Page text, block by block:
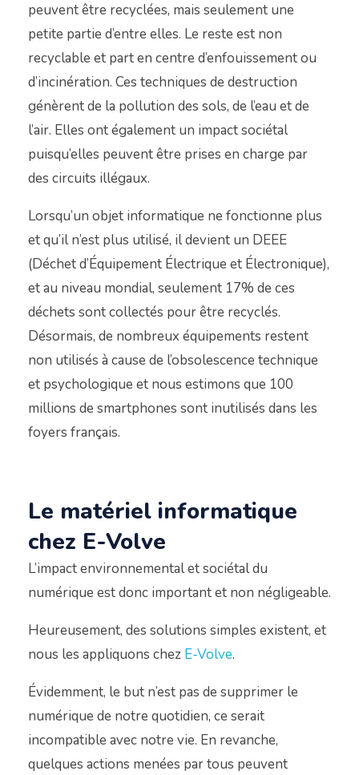
peuvent être recyclées, mais seulement une
petite partie d’entre elles. Le reste est non
recyclable et part en centre d’enfouissement ou
d’incinération. Ces techniques de destruction
génèrent de la pollution des sols, de l’eau et de
l’air. Elles ont également un impact sociétal
puisqu’elles peuvent être prises en charge par
des circuits illégaux.
Lorsqu’un objet informatique ne fonctionne plus
et qu’il n’est plus utilisé, il devient un DEEE
(Déchet d’Équipement Électrique et Électronique),
et au niveau mondial, seulement 17% de ces
déchets sont collectés pour être recyclés.
Désormais, de nombreux équipements restent
non utilisés à cause de l’obsolescence technique
et psychologique et nous estimons que 100
millions de smartphones sont inutilisés dans les
foyers français.
Le matériel informatique
chez E-Volve
L’impact environnemental et sociétal du
numérique est donc important et non négligeable.
Heureusement, des solutions simples existent, et
nous les appliquons chez E-Volve.
Évidemment, le but n’est pas de supprimer le
numérique de notre quotidien, ce serait
incompatible avec notre vie. En revanche,
quelques actions menées par tous peuvent